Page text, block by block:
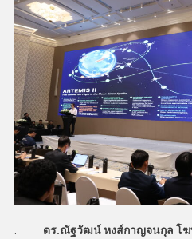
ดร.ณัฐวัฒน์ หงส์กาญจนกุล โฆ